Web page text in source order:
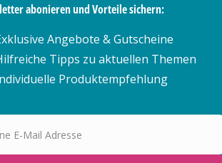
abonieren und Vorteile sichern:
Angebote & Gutscheine
Tipps zu aktuellen Themen
Produktempfehlung
E-Mail Adresse